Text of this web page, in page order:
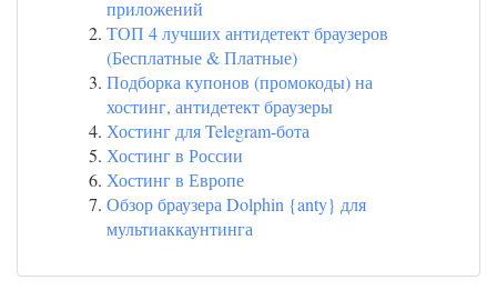
приложений
ТОП 4 лучших антидетект браузеров
(Бесплатные & Платные)
Подборка купонов (промокоды) на
хостинг, антидетект браузеры
Хостинг для Telegram-бота
Хостинг в России
Хостинг в Европе
Обзор браузера Dolphin {anty} для
мультиаккаунтинга